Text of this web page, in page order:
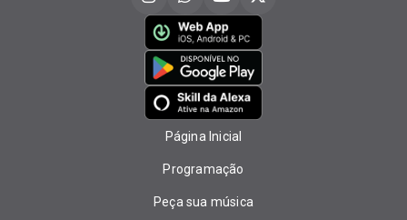
Página Inicial
Programação
Peça sua música